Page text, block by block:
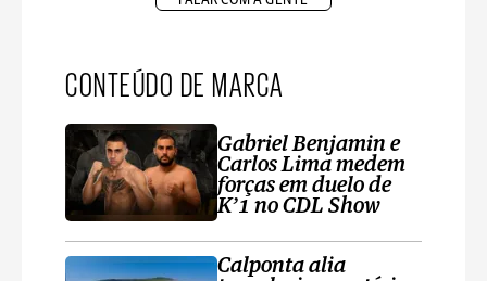
CONTEÚDO DE MARCA
Gabriel Benjamin e
Carlos Lima medem
forças em duelo de
K’1 no CDL Show
Calponta alia